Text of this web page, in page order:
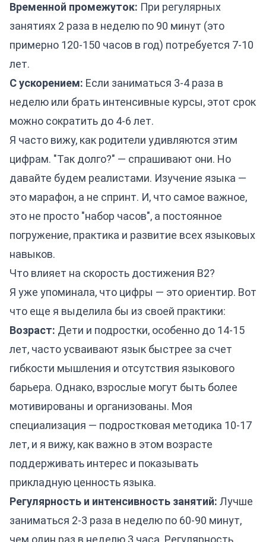
Временной промежуток: При регулярных
занятиях 2 раза в неделю по 90 минут (это
примерно 120-150 часов в год) потребуется 7-10
лет.
С ускорением: Если заниматься 3-4 раза в
неделю или брать интенсивные курсы, этот срок
можно сократить до 4-6 лет.
Я часто вижу, как родители удивляются этим
цифрам. "Так долго?" — спрашивают они. Но
давайте будем реалистами. Изучение языка —
это марафон, а не спринт. И, что самое важное,
это не просто "набор часов", а постоянное
погружение, практика и развитие всех языковых
навыков.
Что влияет на скорость достижения B2?
Я уже упоминала, что цифры — это ориентир. Вот
что еще я выделила бы из своей практики:
Возраст: Дети и подростки, особенно до 14-15
лет, часто усваивают язык быстрее за счет
гибкости мышления и отсутствия языкового
барьера. Однако, взрослые могут быть более
мотивированы и организованы. Моя
специализация — подростковая методика 10-17
лет, и я вижу, как важно в этом возрасте
поддерживать интерес и показывать
прикладную ценность языка.
Регулярность и интенсивность занятий: Лучше
заниматься 2-3 раза в неделю по 60-90 минут,
чем один раз в неделю 3 часа. Регулярность